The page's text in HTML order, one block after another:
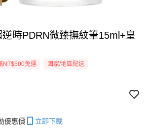
逆時PDRN微臻撫紋筆15ml+皇
NT$500免運 國家/地區配送
優惠價 立即下載